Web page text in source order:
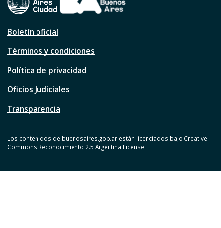
Boletín oficial
Términos y condiciones
Política de privacidad
Oficios Judiciales
Transparencia
Los contenidos de buenosaires.gob.ar están licenciados bajo Creative
Commons Reconocimiento 2.5 Argentina License.